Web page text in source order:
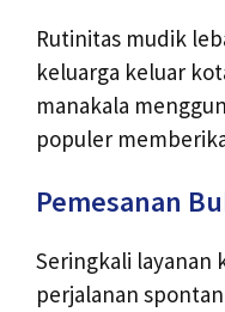
Rutinitas mudik
keluarga keluar
manakala
populer
Pemesanan
Seringkali layanan
perjalanan